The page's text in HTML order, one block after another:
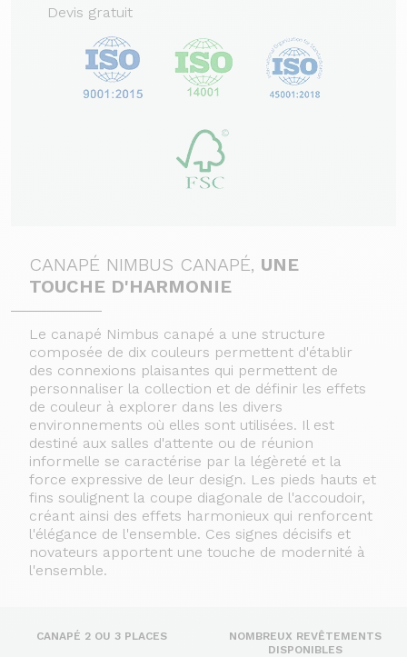
Devis gratuit
CANAPÉ NIMBUS CANAPÉ, UNE
TOUCHE D'HARMONIE
Le canapé Nimbus canapé a une structure
composée de dix couleurs permettent d'établir
des connexions plaisantes qui permettent de
personnaliser la collection et de définir les effets
de couleur à explorer dans les divers
environnements où elles sont utilisées. Il est
destiné aux salles d'attente ou de réunion
informelle se caractérise par la légèreté et la
force expressive de leur design. Les pieds hauts et
fins soulignent la coupe diagonale de l'accoudoir,
créant ainsi des effets harmonieux qui renforcent
l'élégance de l'ensemble. Ces signes décisifs et
novateurs apportent une touche de modernité à
l'ensemble.
CANAPÉ 2 OU 3 PLACES
NOMBREUX REVÊTEMENTS
DISPONIBLES